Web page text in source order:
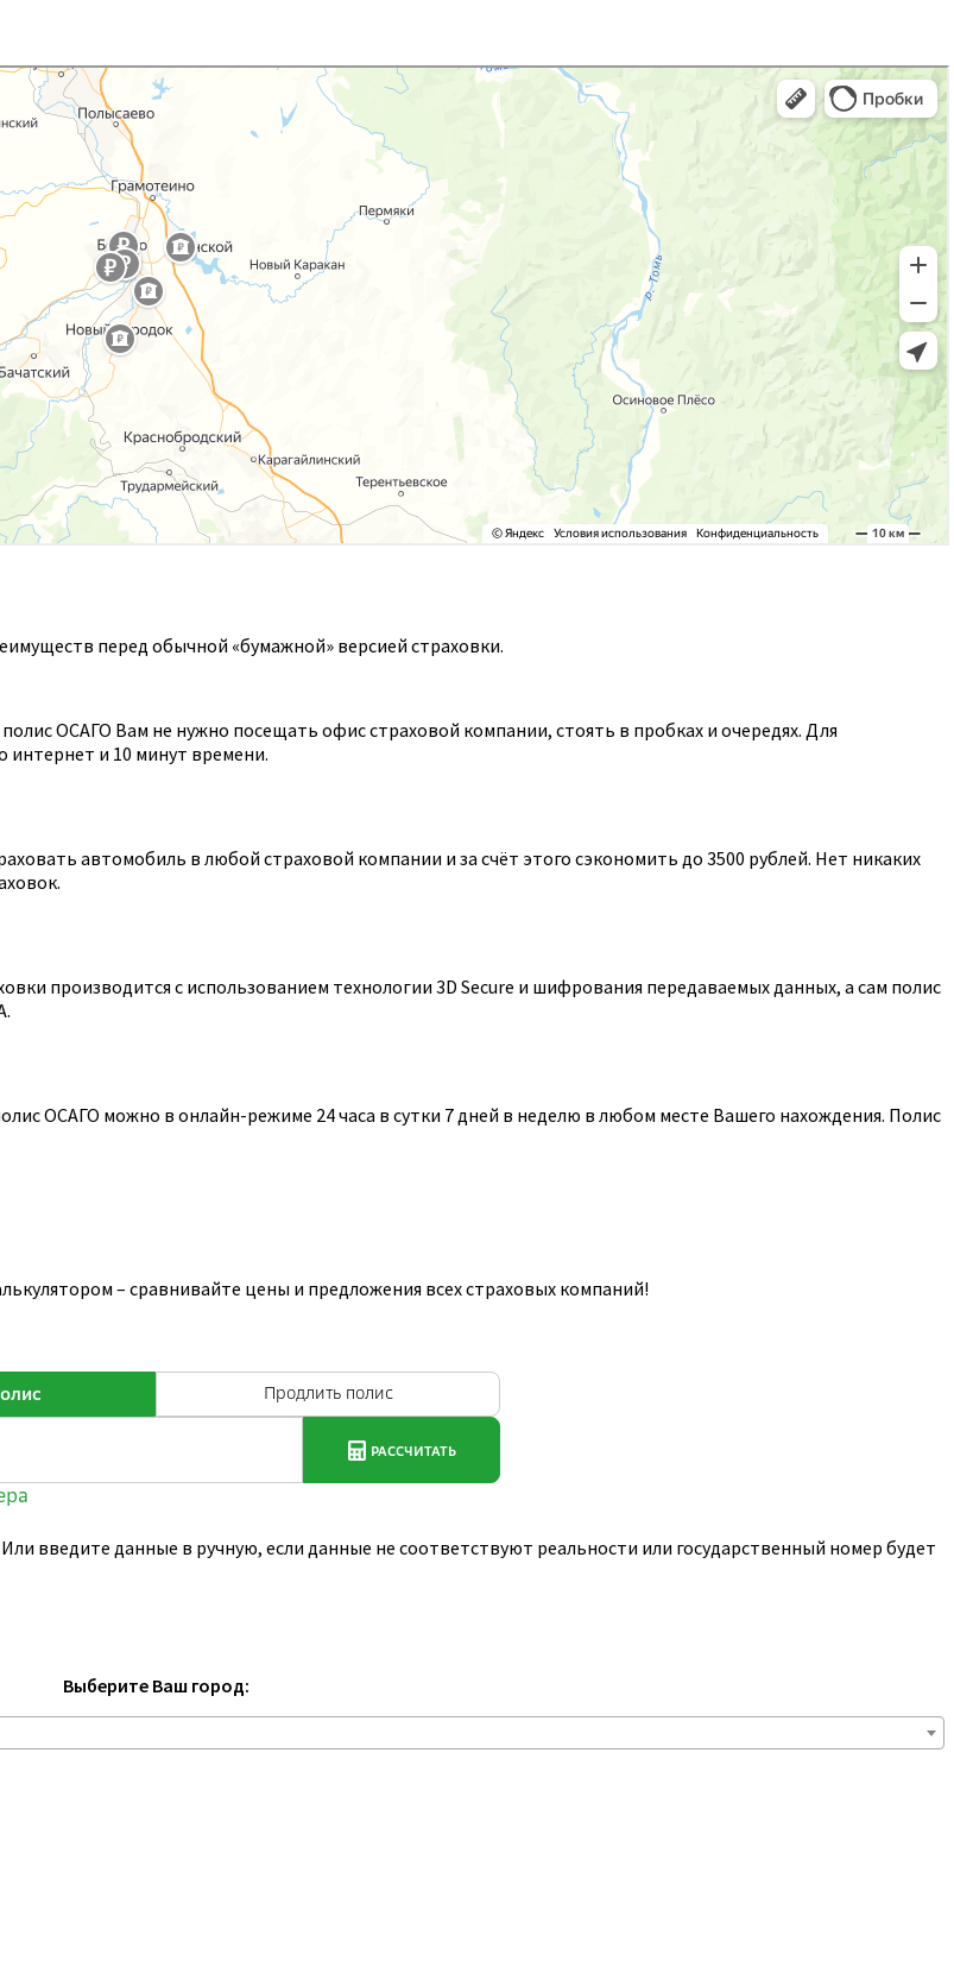
перед обычной «бумажной» версией страховки.
ОСАГО Вам не нужно посещать офис страховой компании, стоять в пробках и очередях. Для
интернет и 10 минут времени.
автомобиль в любой страховой компании и за счёт этого сэкономить до 3500 рублей. Нет никаких
производится с использованием технологии 3D Secure и шифрования передаваемых данных, а сам полис
ОСАГО можно в онлайн-режиме 24 часа в сутки 7 дней в неделю в любом месте Вашего нахождения. Полис
– сравнивайте цены и предложения всех страховых компаний!
введите данные в ручную, если данные не соответствуют реальности или государственный номер будет
Выберите Ваш город: